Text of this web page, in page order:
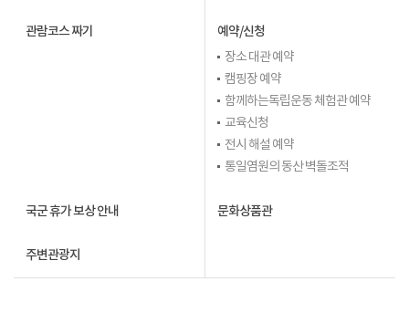
관람코스 짜기 예약/신청
장소 대관 예약
캠핑장 예약
함께하는독립운동 체험관 예약
교육신청
전시 해설 예약
통일염원의 동산 벽돌조적
국군 휴가 보상 안내 문화상품관
주변관광지